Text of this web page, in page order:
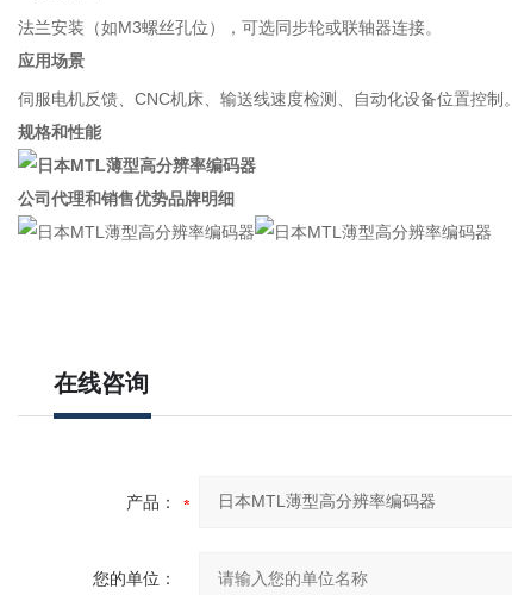
法兰安装（如M3螺丝孔位），可选同步轮或联轴器连接。
应用场景
伺服电机反馈、CNC机床、输送线速度检测、自动化设备位置控制。
规格和性能
公司代理和销售优势品牌明细
在线咨询
产品：
您的单位：